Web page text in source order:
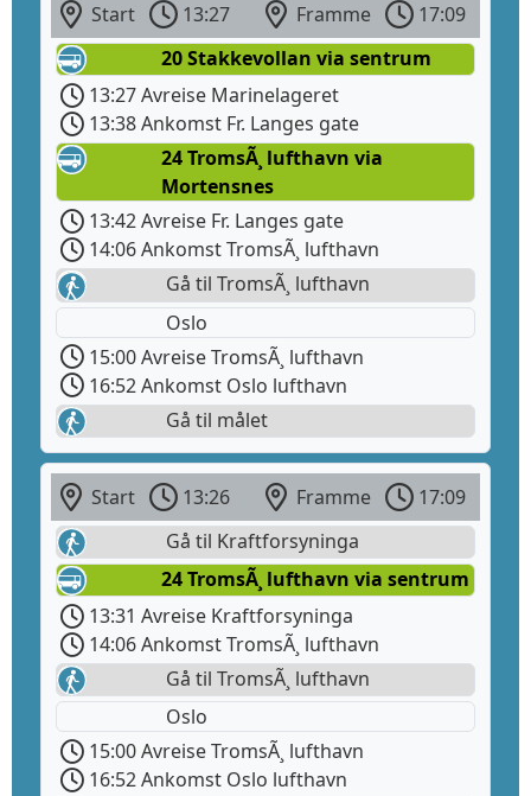
Start 13:27 Framme
17:09
20 Stakkevollan via sentrum
13:27 Avreise Marinelageret
13:38 Ankomst Fr. Langes gate
24 TromsÃ¸ lufthavn via
Mortensnes
13:42 Avreise Fr. Langes gate
14:06 Ankomst TromsÃ¸ lufthavn
Gå til TromsÃ¸ lufthavn
Oslo
15:00 Avreise TromsÃ¸ lufthavn
16:52 Ankomst Oslo lufthavn
Gå til målet
Start 13:26 Framme
17:09
Gå til Kraftforsyninga
24 TromsÃ¸ lufthavn via sentrum
13:31 Avreise Kraftforsyninga
14:06 Ankomst TromsÃ¸ lufthavn
Gå til TromsÃ¸ lufthavn
Oslo
15:00 Avreise TromsÃ¸ lufthavn
16:52 Ankomst Oslo lufthavn